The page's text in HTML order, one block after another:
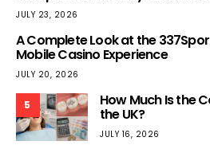
JULY 23, 2026
A Complete Look at the
Mobile Casino Experience
JULY 20, 2026
5 How Much Is the
the UK?
JULY 16, 2026